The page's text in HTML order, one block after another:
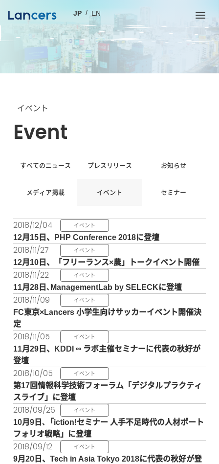
JP EN
イベント
event
すべてのニュース プレスリリース お知らせ
メディア掲載 イベント セミナー
2018/12/04 イベント
12月15日、PHP Conference 2018に登壇
2018/11/27 イベント
12月10日、「フリーランス×農」トークイベント開催
2018/11/22 イベント
11月28日､ManagementLab by SELECKに登壇
2018/11/09 イベント
FC東京×Lancers 小学生向けサッカーイベント開催決
定
2018/11/05 イベント
11月29日、KDDI ∞ ラボ主催セミナーに代表の秋好が
登壇
2018/10/05 イベント
第17回情報科学技術フォーラム「デジタルプラクティ
スライブ」に登壇
2018/09/26 イベント
10月9日､「iction!セミナー 人手不足時代の人材ポート
フォリオ戦略」に登壇
2018/09/12 イベント
9月20日、Tech in Asia Tokyo 2018に代表の秋好が登